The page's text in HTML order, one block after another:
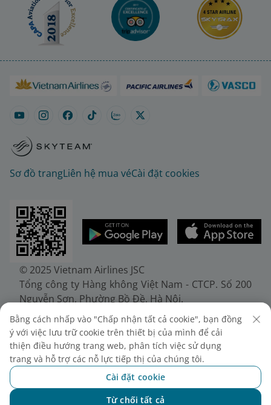
Sơ đồ trangLiên hệ mua véCài đặt cookies
© 2025 Vietnam Airlines JSC
Tổng công ty Hàng không Việt Nam - CTCP. Số 200
Nguyễn Sơn, Phường Bồ Đề, Hà Nội.
Điện thoại: (+84-24) 38272289. Fax: (+84-24)
38722375
Giấy chứng nhận đăng ký doanh nghiệp, mã số
doanh nghiệp 0100107518, đăng ký lần đầu ngày
30/6/2010, đăng ký thay đổi lần thứ 10 ngày
24/7/2025, cấp bởi Sở Tài chính Thành phố Hà Nội.
Bằng cách nhấp vào "Chấp nhận tất cả cookie", bạn đồng
ý với việc lưu trữ cookie trên thiết bị của mình để cải
thiện điều hướng trang web, phân tích việc sử dụng
trang và hỗ trợ các nỗ lực tiếp thị của chúng tôi.
Cài đặt cookie
Từ chối tất cả